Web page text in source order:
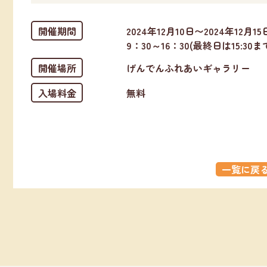
開催期間
2024年12月10日〜2024年12月15
9：30～16：30(最終日は15:30ま
開催場所
げんでんふれあいギャラリー
入場料金
無料
一覧に戻る